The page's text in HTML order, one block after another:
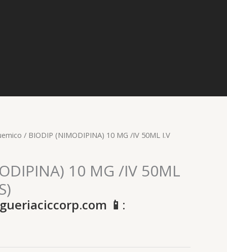
/ BIODIP (NIMODIPINA) 10 MG /IV 50ML I.V
10 MG /IV 50ML
📱: